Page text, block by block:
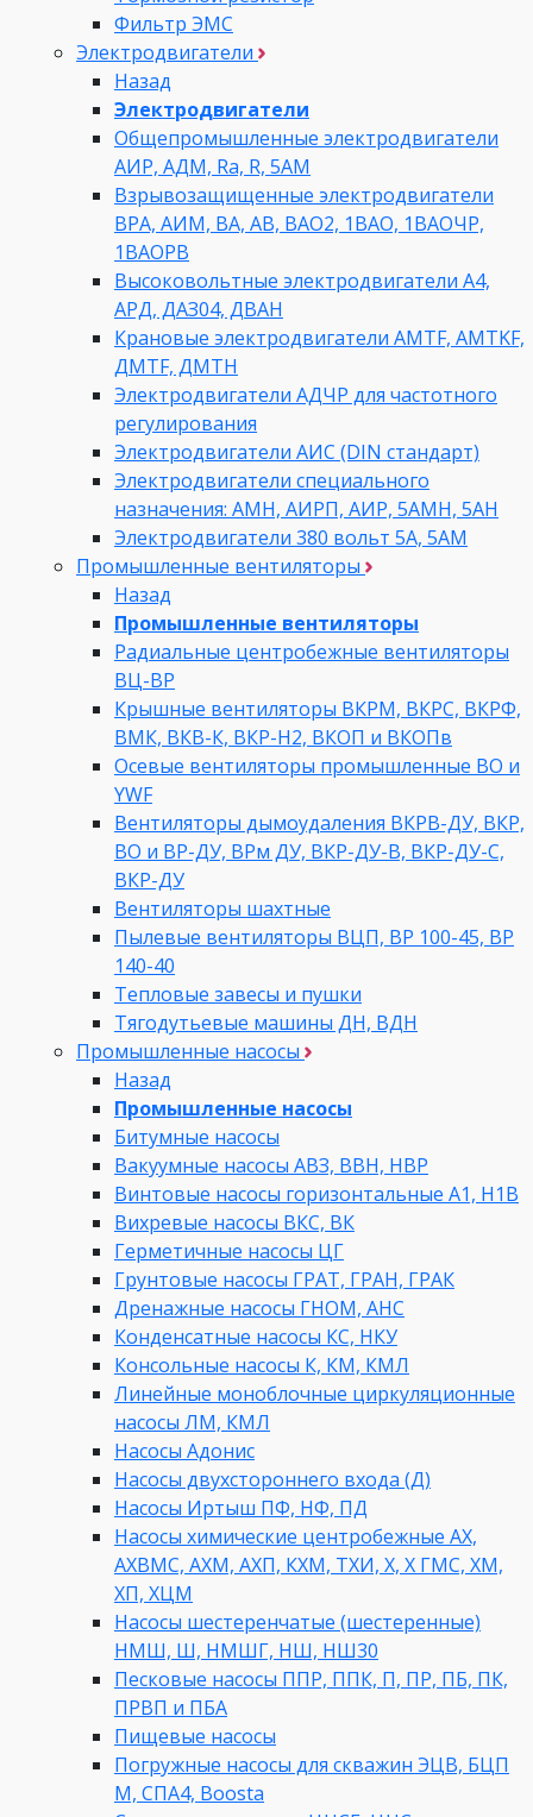
Фильтр ЭМС
Электродвигатели
Назад
Электродвигатели
Общепромышленные электродвигатели
АИР, АДМ, Ra, R, 5AM
Взрывозащищенные электродвигатели
ВРА, АИМ, ВА, АВ, ВАO2, 1ВАО, 1ВАОЧР,
1ВАОРВ
Высоковольтные электродвигатели A4,
АРД, ДАЗ04, ДВАН
Крановые электродвигатели AMTF, AMTKF,
ДMTF, ДМТН
Электродвигатели АДЧР для частотного
регулирования
Электродвигатели АИС (DIN стандарт)
Электродвигатели специального
назначения: АМН, АИРП, АИР, 5АМН, 5АН
Электродвигатели 380 вольт 5А, 5АМ
Промышленные вентиляторы
Назад
Промышленные вентиляторы
Радиальные центробежные вентиляторы
ВЦ-ВР
Крышные вентиляторы ВКРМ, ВКРС, ВКРФ,
ВМК, ВКВ-К, ВКР-Н2, ВКОП и ВКОПв
Осевые вентиляторы промышленные ВО и
YWF
Вентиляторы дымоудаления ВКРВ-ДУ, ВКР,
ВО и ВР-ДУ, ВРм ДУ, ВКР-ДУ-В, ВКР-ДУ-С,
ВКР-ДУ
Вентиляторы шахтные
Пылевые вентиляторы ВЦП, ВР 100-45, ВР
140-40
Тепловые завесы и пушки
Тягодутьевые машины ДН, ВДН
Промышленные насосы
Назад
Промышленные насосы
Битумные насосы
Вакуумные насосы АВЗ, ВВН, НВР
Винтовые насосы горизонтальные А1, Н1В
Вихревые насосы ВКС, ВК
Герметичные насосы ЦГ
Грунтовые насосы ГРАТ, ГРАН, ГРАК
Дренажные насосы ГНОМ, АНС
Конденсатные насосы КС, НКУ
Консольные насосы К, КМ, КМЛ
Линейные моноблочные циркуляционные
насосы ЛМ, КМЛ
Насосы Адонис
Насосы двухстороннего входа (Д)
Насосы Иртыш ПФ, НФ, ПД
Насосы химические центробежные АХ,
АХВМС, АХМ, АХП, КХМ, ТХИ, Х, Х ГМС, ХМ,
ХП, ХЦМ
Насосы шестеренчатые (шестеренные)
НМШ, Ш, НМШГ, НШ, НШ30
Песковые насосы ППР, ППК, П, ПР, ПБ, ПК,
ПРВП и ПБА
Пищевые насосы
Погружные насосы для скважин ЭЦВ, БЦП
М, СПА4, Boosta